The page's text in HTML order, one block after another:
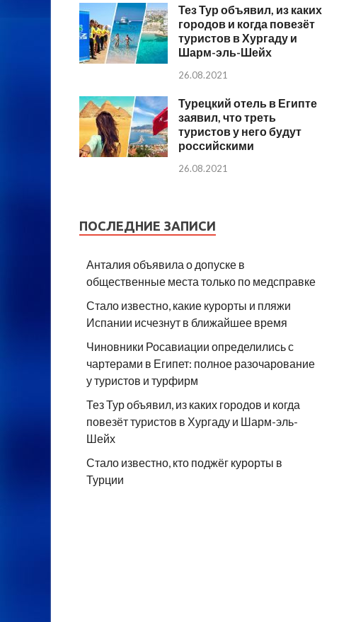
Тез Тур объявил, из каких
городов и когда повезёт
туристов в Хургаду и
Шарм-эль-Шейх
26.08.2021
Турецкий отель в Египте
заявил, что треть
туристов у него будут
российскими
26.08.2021
ПОСЛЕДНИЕ ЗАПИСИ
Анталия объявила о допуске в
общественные места только по медсправке
Стало известно, какие курорты и пляжи
Испании исчезнут в ближайшее время
Чиновники Росавиации определились с
чартерами в Египет: полное разочарование
у туристов и турфирм
Тез Тур объявил, из каких городов и когда
повезёт туристов в Хургаду и Шарм-эль-
Шейх
Стало известно, кто поджёг курорты в
Турции